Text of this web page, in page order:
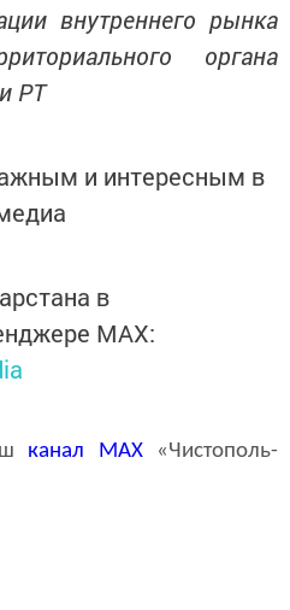
внутреннего рынка
органа
РТ
и интересным в
в
MАХ:
канал MAX«Чистополь-